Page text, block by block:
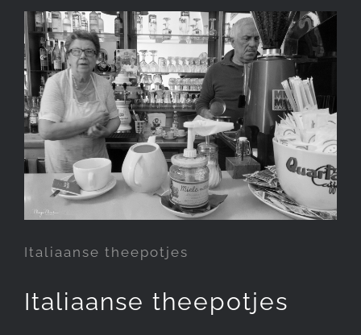
Italiaanse theepotjes
Italiaanse theepotjes
Italiaanse theepotjes